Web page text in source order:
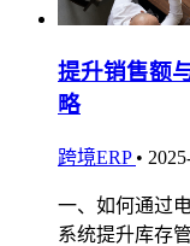
提升销售额
略
跨境ERP •
一、如何通过
系统提升库存